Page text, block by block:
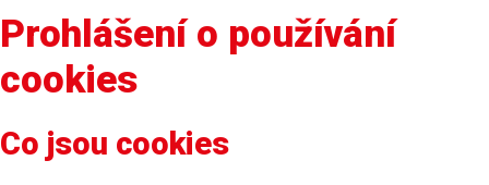
Prohlášení o používání
cookies
Co jsou cookies